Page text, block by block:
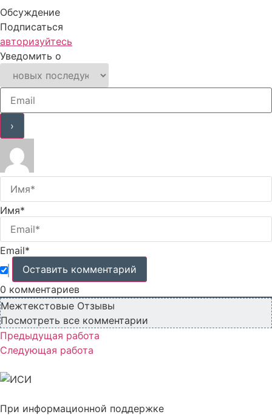
Обсуждение
Подписаться
авторизуйтесь
Уведомить о
Имя*
Email*
0 комментариев
Межтекстовые Отзывы
Посмотреть все комментарии
Предыдущая работа
Следующая работа
При информационной поддержке